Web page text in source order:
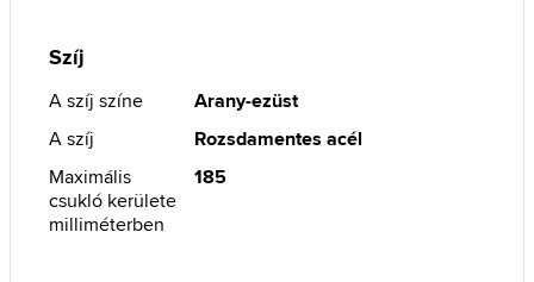
Szíj
A szíj színe
Arany-ezüst
A szíj
Rozsdamentes acél
Maximális
csukló kerülete
milliméterben
185